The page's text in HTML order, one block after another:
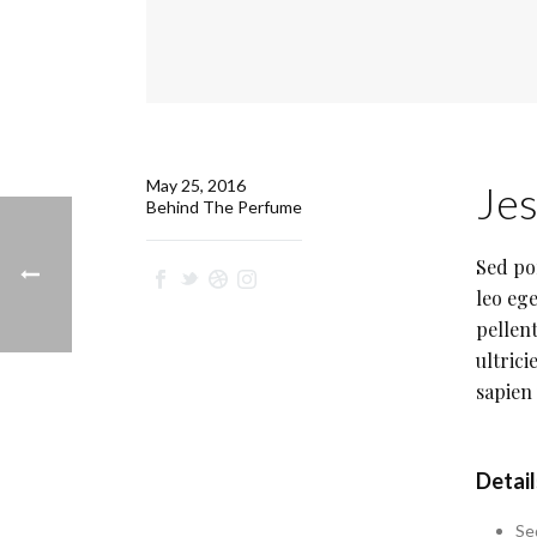
May 25, 2016
Behind The Perfume
Sed
leo